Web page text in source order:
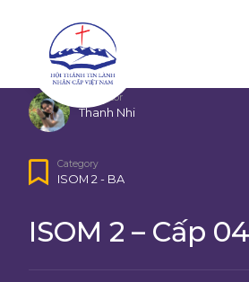
ISOM 2 - BA
ISOM 2 – Cấp 04: Phụ
Instructor
Thanh Nhi
Category
ISOM 2 - BA
ISOM 2 – Cấp